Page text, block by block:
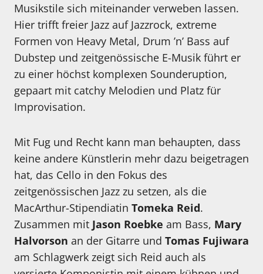
Musikstile sich miteinander verweben lassen.
Hier trifft freier Jazz auf Jazzrock, extreme
Formen von Heavy Metal, Drum ’n’ Bass auf
Dubstep und zeitgenössische E-Musik führt er
zu einer höchst komplexen Sounderuption,
gepaart mit catchy Melodien und Platz für
Improvisation.
Mit Fug und Recht kann man behaupten, dass
keine andere Künstlerin mehr dazu beigetragen
hat, das Cello in den Fokus des
zeitgenössischen Jazz zu setzen, als die
MacArthur-Stipendiatin Tomeka Reid.
Zusammen mit Jason Roebke am Bass, Mary
Halvorson an der Gitarre und Tomas Fujiwara
am Schlagwerk zeigt sich Reid auch als